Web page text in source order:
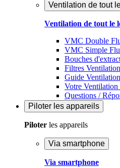
Ventilation de tout
Ventilation de tout le
VMC Double
VMC Simple
Bouches
Filtres
Guide Ventilation
Votre Ventilation
Questions /
Piloter les appareils
Piloter les appareils
Via smartphone
Via smartphone